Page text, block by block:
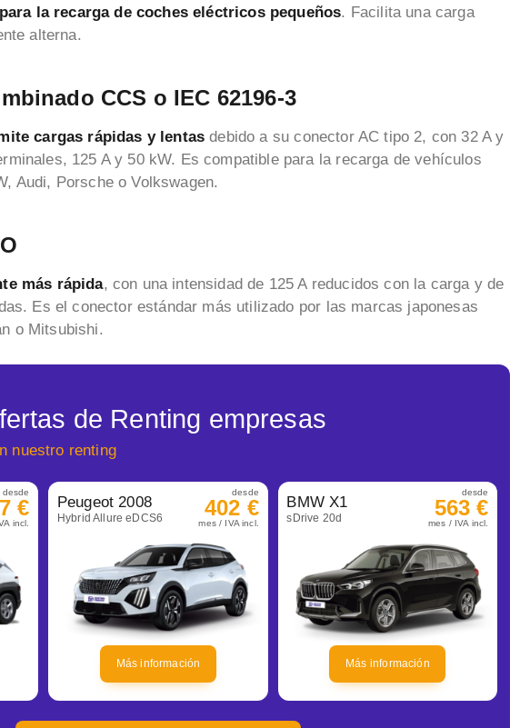
la recarga de coches eléctricos pequeños. Facilita una carga
alterna.
CCS o IEC 62196-3
cargas rápidas y lentas debido a su conector AC tipo 2, con 32 A y
125 A y 50 kW. Es compatible para la recarga de vehículos
Audi, Porsche o Volkswagen.
más rápida, con una intensidad de 125 A reducidos con la carga y de
Es el conector estándar más utilizado por las marcas japonesas
o Mitsubishi.
de Renting empresas
nuestro renting
desde
€
incl.
Peugeot 2008
Hybrid Allure eDCS6
desde
402 €
mes / IVA incl.
Más información
BMW X1
sDrive 20d
desde
563 €
mes / IVA incl.
Más información